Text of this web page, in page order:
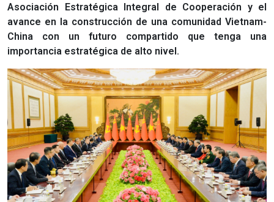
Asociación Estratégica Integral de Cooperación y el
avance en la construcción de una comunidad Vietnam-
China con un futuro compartido que tenga una
importancia estratégica de alto nivel.